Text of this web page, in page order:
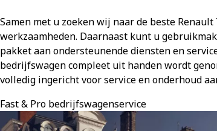
Samen met u zoeken wij naar de beste
werkzaamheden. Daarnaast kunt u
pakket aan ondersteunende diensten en
bedrijfswagen compleet uit handen wordt
volledig ingericht voor service en onderhoud
Fast & Pro bedrijfswagenservice